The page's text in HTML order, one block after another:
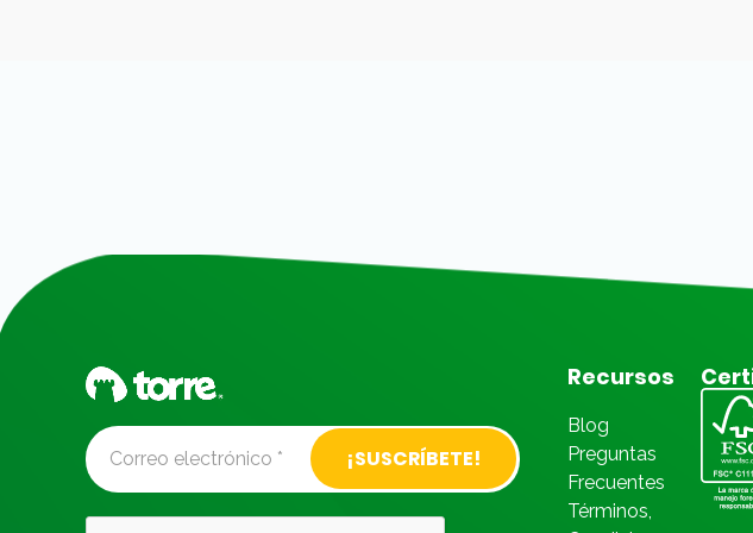
Alternative:
Recursos
Blog
Preguntas
Frecuentes
Términos,